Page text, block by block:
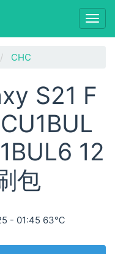
CHC
S21 F
12
包
- 01:45 63℃